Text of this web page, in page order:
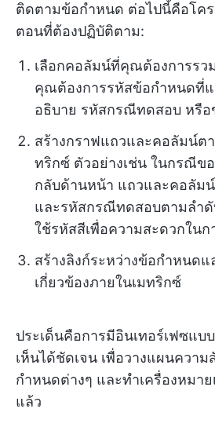
ติดตามข้อกำหนด ต่อไปนี้คือโคร
ตอนที่ต้องปฏิบัติตาม:
เลือกคอลัมน์ที่คุณต้องการรว
คุณต้องการรหัสข้อกำหนดที่
อธิบาย รหัสกรณีทดสอบ หรือ
สร้างกราฟแถวและคอลัมน์ต
ทริกซ์ ตัวอย่างเช่น ในกรณีข
กลับด้านหน้า แถวและคอลัม
และรหัสกรณีทดสอบตามลำ
ใช้รหัสสีเพื่อความสะดวกใน
สร้างลิงก์ระหว่างข้อกำหนดแ
เกี่ยวข้องภายในเมทริกซ์
ประเด็นคือการมีอินเทอร์เฟซแบ
เห็นได้ชัดเจน เพื่อวางแผนควา
กำหนดต่างๆ และทำเครื่องหมา
แล้ว